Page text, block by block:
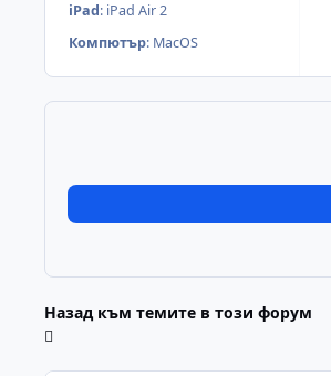
iPad: iPad Air 2
Компютър: MacOS
Назад към темите в този форум